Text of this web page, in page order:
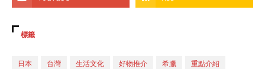
標籤
日本 台灣 生活文化 好物推介 希臘
重點介紹